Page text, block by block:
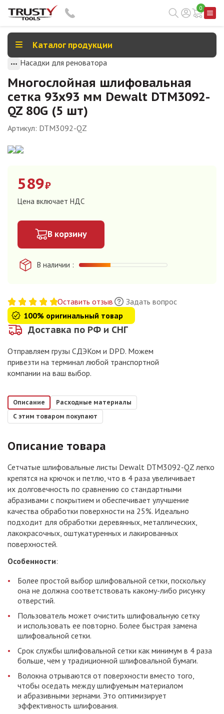
0
Каталог продукции
Насадки для реноватора
Многослойная шлифовальная
сетка 93x93 мм Dewalt DTM3092-
QZ 80G (5 шт)
Артикул: DTM3092-QZ
589₽
Цена включает НДС
В корзину
В наличии
Оставить отзыв
Задать вопрос
100% оригинальный товар
Доставка по РФ и СНГ
Отправляем грузы СДЭКом и DPD. Можем
привезти на терминал любой транспортной
компании на ваш выбор.
Описание
Расходные материалы
С этим товаром покупают
Описание товара
Сетчатые шлифовальные листы Dewalt DTM3092-QZ легко
крепятся на крючок и петлю, что в 4 раза увеличивает
их долговечность по сравнению со стандартными
абразивами с покрытием и обеспечивает улучшение
качества обработки поверхности на 25%. Идеально
подходит для обработки деревянных, металлических,
лакокрасочных, оштукатуренных и лакированных
поверхностей.
Особенности:
Более простой выбор шлифовальной сетки, поскольку
она не должна соответствовать какому-либо рисунку
отверстий.
Пользователь может очистить шлифовальную сетку
и использовать ее повторно. Более быстрая замена
шлифовальной сетки.
Срок службы шлифовальной сетки как минимум в 4 раза
больше, чем у традиционной шлифовальной бумаги.
Волокна отрываются от поверхности вместо того,
чтобы оседать между шлифуемым материалом
и абразивными зернами. Это оптимизирует
эффективность шлифования.